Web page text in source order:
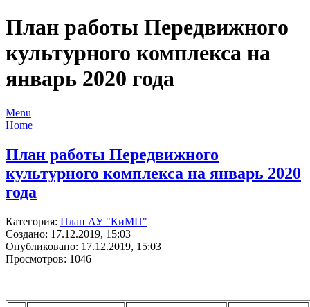
План работы Передвижного
культурного комплекса на
январь 2020 года
Menu
Home
План работы Передвижного
культурного комплекса на январь 2020
года
Категория: План АУ "КиМП"
Создано: 17.12.2019, 15:03
Опубликовано: 17.12.2019, 15:03
Просмотров: 1046